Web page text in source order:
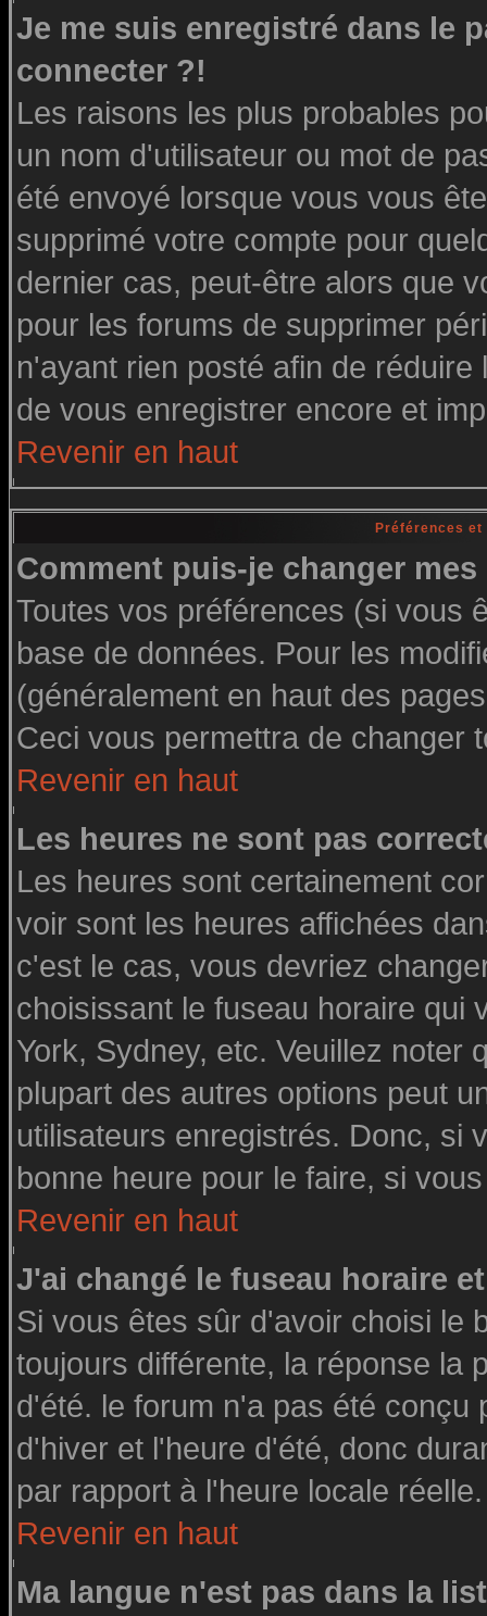
Je me suis enregistré dans le
connecter ?!
Les raisons les plus probables
un nom d'utilisateur ou mot de
été envoyé lorsque vous vous
supprimé votre compte pour
dernier cas, peut-être alors que
pour les forums de supprimer
n'ayant rien posté afin de
de vous enregistrer encore et
Revenir en haut
Préférences
Comment puis-je changer
Toutes vos préférences (si vous
base de données. Pour les
(généralement en haut des
Ceci vous permettra de changer
Revenir en haut
Les heures ne sont pas
Les heures sont certainement
voir sont les heures affichées
c'est le cas, vous devriez
choisissant le fuseau horaire qui
York, Sydney, etc. Veuillez noter
plupart des autres options peut
utilisateurs enregistrés. Donc, si
bonne heure pour le faire, si
Revenir en haut
J'ai changé le fuseau horaire
Si vous êtes sûr d'avoir choisi le
toujours différente, la réponse la
d'été. le forum n'a pas été conçu
d'hiver et l'heure d'été, donc
par rapport à l'heure locale réelle.
Revenir en haut
Ma langue n'est pas dans la